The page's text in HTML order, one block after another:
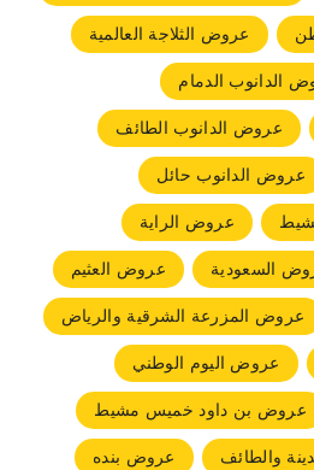
عروض الثلاجة العالمية
الدانوب الدمام
عروض الدانوب الطائف
عروض الدانوب حائل
عروض الراية
السعودية
عروض العثيم
عروض المزرعة الشرقية والرياض
عروض اليوم الوطني
عروض بن داود خميس مشيط
والطائف
عروض بنده